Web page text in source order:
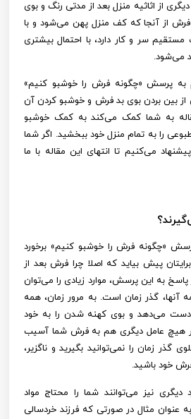
از اثاثیه منزل بعد از مدتی رنگ و بوی
از آنجا که کف منزل پهن می‌شود و با
سر و کار دارد، با احتمال بیشتری
می‌شود.
به پرسش «چگونه فرش را خوشبو کنیم»
از بین بردن بوی بد فرش و خوشبو کردن آن
به شما کمک می‌کند به کمک خوشبو
را به تمام منزل خود ببخشید. اگر شما
می‌کنیم تا انتهای این مقاله با ما
«چگونه فرش را خوشبو کنیم» برخورد
پیش بیاید که اصلا چرا فرش بعد از
به این پرسش، موارد زیادی را می‌توان
آنها، گذر زمان است. به مرور زمان، همه
دست می‌دهد و بوی کهنه شدن را به خود
هیچ عامل دیگری هم به فرش شما آسیب
گذر زمان را نمی‌توانید بگیرید و ناگزیر،
خود باشید.
دیگری نیز می‌توانند شما را محتاج مواد
عنوان مثال در صورتی که فرزند خردسالی